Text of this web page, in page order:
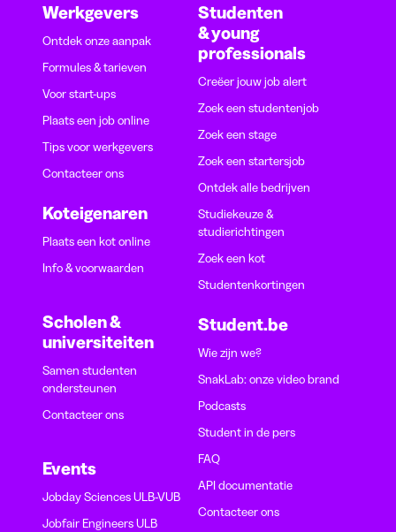
Werkgevers
Ontdek onze aanpak
Formules & tarieven
Voor start-ups
Plaats een job online
Tips voor werkgevers
Contacteer ons
Koteigenaren
Plaats een kot online
Info & voorwaarden
Scholen &
universiteiten
Samen studenten
ondersteunen
Contacteer ons
Events
Jobday Sciences ULB-VUB
Jobfair Engineers ULB
Studenten
& young
professionals
Creëer jouw job alert
Zoek een studentenjob
Zoek een stage
Zoek een startersjob
Ontdek alle bedrijven
Studiekeuze &
studierichtingen
Zoek een kot
Studentenkortingen
Student.be
Wie zijn we?
SnakLab: onze video brand
Podcasts
Student in de pers
FAQ
API documentatie
Contacteer ons